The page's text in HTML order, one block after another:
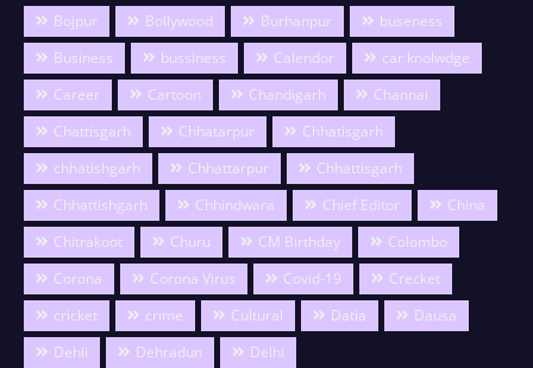
Bojpur Bollywood Burhanpur
buseness
Business
bussiness Calendor
car knolwdge
Career
Cartoon Chandigarh
Channai
Chattisgarh
Chhatarpur
Chhatisgarh
chhatishgarh
Chhattarpur
Chhattisgarh
Chhattishgarh
Chhindwara Chief Editor
China
Chitrakoot
Churu CM Birthday
Colombo
Corona
Corona Virus Covid-19
Crecket
cricket
crime Cultural Datia
Dausa
Dehli
Dehradun
Delhi